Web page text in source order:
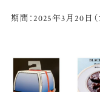
期間：2025年3月20日（